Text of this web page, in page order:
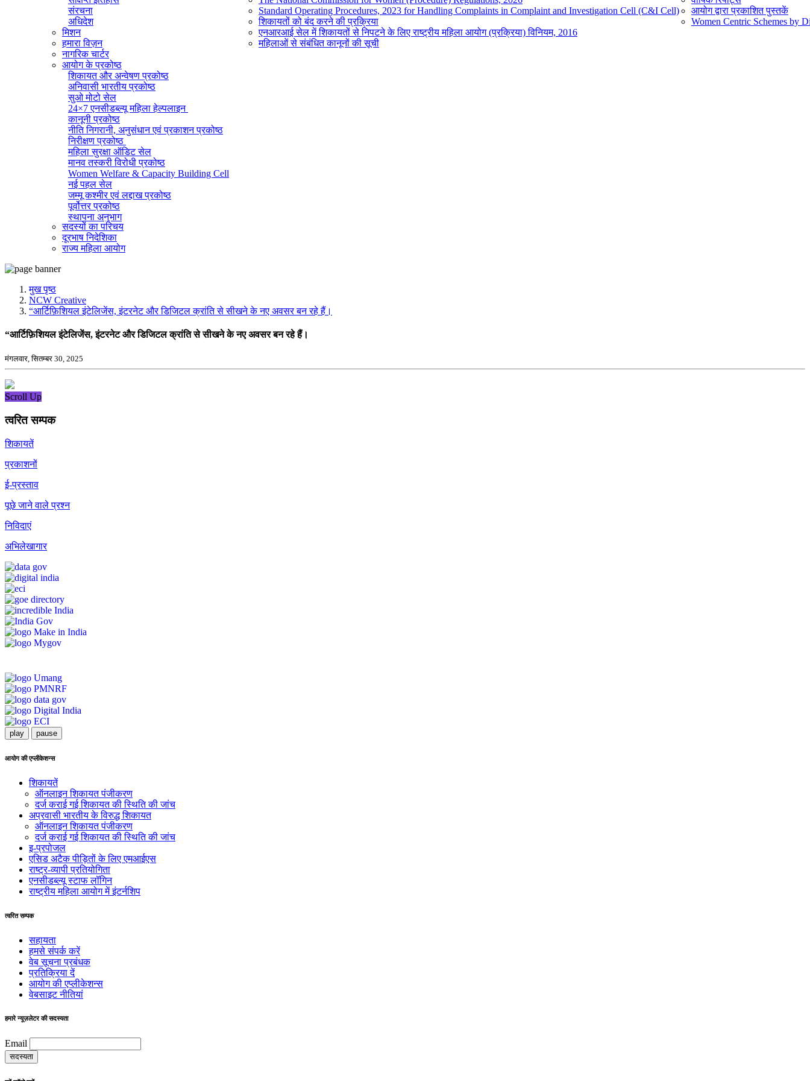
संरचना
अधिदेश
मिशन
हमारा विज़न
नागरिक चार्टर
आयोग के प्रकोष्ठ
शिकायत और अन्वेषण प्रकोष्ठ
अनिवासी भारतीय प्रकोष्ठ
सुओ मोटो सेल
24×7 एनसीडब्ल्यू महिला हेल्पलाइन
कानूनी प्रकोष्ठ
नीति निगरानी, ​​अनुसंधान एवं प्रकाशन प्रकोष्ठ
निरीक्षण प्रकोष्ठ
महिला सुरक्षा ऑडिट सेल
मानव तस्करी विरोधी प्रकोष्ठ
Women Welfare & Capacity Building Cell
नई पहल सेल
जम्मू कश्मीर एवं लद्दाख प्रकोष्ठ
पूर्वोत्तर प्रकोष्ठ
स्थापना अनुभाग
व्यवस्थापक अनुभाग (सामान्य)
सूचना का अधिकार प्रकोष्ठ
राजभाषा प्रकोष्ठ
सदस्यों का परिचय
दूरभाष निदेशिका
राज्य महिला आयोग
Standard Operating Procedures, 2023 for Handling Complaints in Complaint and Investigation Cell (C&I Cell)
शिकायतों को बंद करने की प्रक्रिया
एनआरआई सेल में शिकायतों से निपटने के लिए राष्ट्रीय महिला आयोग (प्रक्रिया) विनियम, 2016
महिलाओं से संबंधित कानूनों की सूची
आयोग द्वारा प्रकाशित पुस्तकें
Women Centric Schemes by
मुख पृष्ठ
NCW Creative
“आर्टिफ़िशियल इंटेलिजेंस, इंटरनेट और डिजिटल क्रांति से सीखने के नए अवसर बन रहे हैं।
“आर्टिफ़िशियल इंटेलिजेंस, इंटरनेट और डिजिटल क्रांति से सीखने के नए अवसर बन रहे हैं।
मंगलवार, सितम्बर 30, 2025
Scroll Up
त्वरित सम्पक
शिकायतें
प्रकाशनों
ई-प्रस्ताव
पूछे जाने वाले प्रश्न
निविदाएं
अभिलेखागार
play pause
आयोग की एप्लीकेशन्स
शिकायतें
ऑनलाइन शिकायत पंजीकरण
दर्ज कराई गई शिकायत की स्थिति की जांच
अप्रवासी भारतीय के विरुद्ध शिकायत
ऑनलाइन शिकायत पंजीकरण
दर्ज कराई गई शिकायत की स्थिति की जांच
इ-प्रपोजल
एसिड अटैक पीड़ितों के लिए एमआईएस
राष्ट्र-व्यापी प्रतियोगिता
एनसीडब्ल्यू स्टाफ लॉगिन
राष्ट्रीय महिला आयोग में इंटर्नशिप
त्वरित सम्पक
सहायता
हमसे संपर्क करें
वेब सूचना प्रबंधक
प्रतिक्रिया दें
आयोग की एप्लीकेशन्स
वेबसाइट नीतियां
हमारे न्यूज़लेटर की सदस्यता
Email